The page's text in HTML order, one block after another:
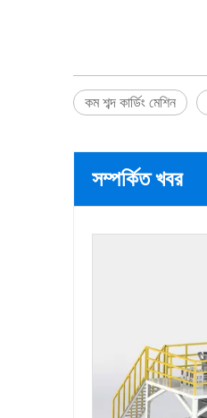
কম শব্দ কার্ডিং মেশিন
সম্পর্কিত খবর